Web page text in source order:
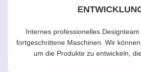
Internes professionelles
fortgeschrittene Maschinen. Wir
um die Produkte zu entwickeln,